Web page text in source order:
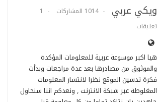
ويكي عربي 1014 المشاركات
1
تعليقات
هيا اكبر موسوعة عربية للمعلومات المؤكدة
والموثوق من مصادرها بعد عدة مراجعات وبدأت
فكرة تدشين الموقع نظرا لانتشار المعلومات
المغلوطة عبر شبكة الانترنت , ونعدكم اننا سنحاول